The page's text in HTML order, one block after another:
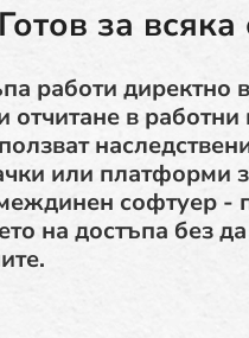
за всяка
работи директно
в
или платформи
софтуер -
на достъпа без